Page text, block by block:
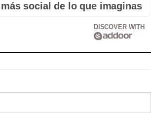
social de lo que imaginas
DISCOVER WITH